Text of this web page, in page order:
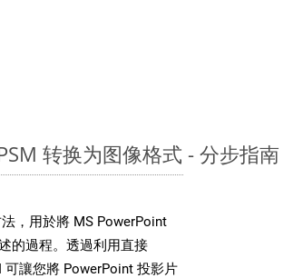
转换为图像格式 - 分步指南
，用於將 MS PowerPoint
的過程。透過利用直接
可讓您將 PowerPoint 投影片